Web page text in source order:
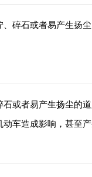
碎石或者易产生扬
或者易产生扬尘的
车造成影响，甚至产